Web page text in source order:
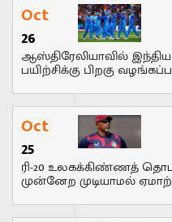
Oct
26
ஆஸ்திரேலியாவில்
பயிற்சிக்கு பிறகு
Oct
25
ரி-20 உலகக்கிண்ணத்
முன்னேற முடியாமல்